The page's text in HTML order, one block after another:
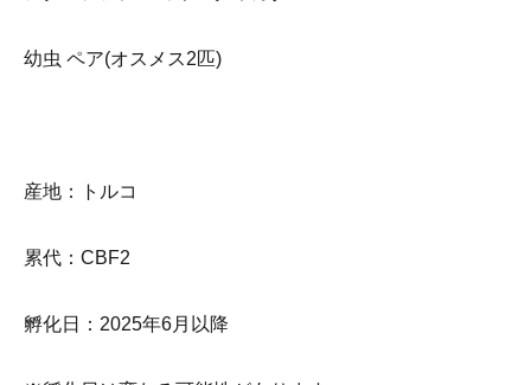
幼虫 ペア(オスメス2匹)
産地：トルコ
累代：CBF2
孵化日：2025年6月以降